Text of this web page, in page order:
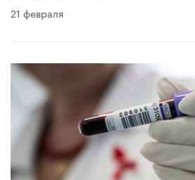
21 февраля